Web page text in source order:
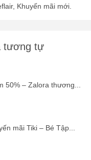
Khuyến mãi mới.
tương tự
50% – Zalora thương...
mãi Tiki – Bé Tập...